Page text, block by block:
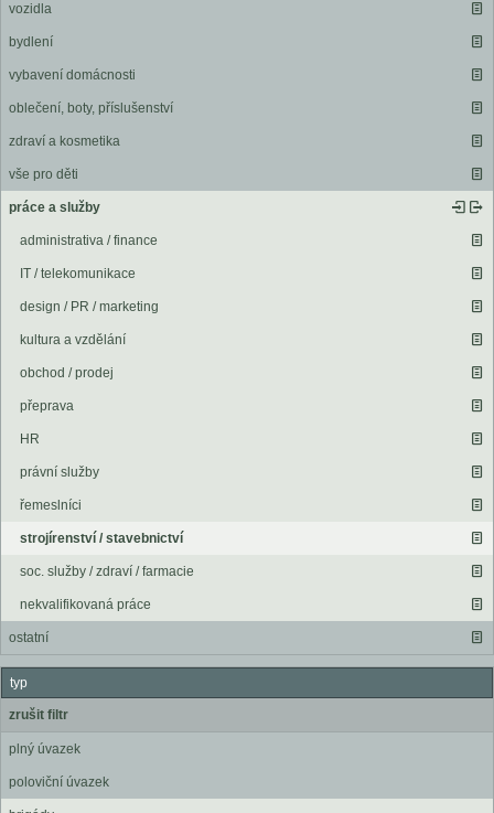
vozidla
bydlení
vybavení domácnosti
oblečení, boty, příslušenství
zdraví a kosmetika
vše pro děti
práce a služby
administrativa / finance
IT / telekomunikace
design / PR / marketing
kultura a vzdělání
obchod / prodej
přeprava
HR
právní služby
řemeslníci
strojírenství / stavebnictví
soc. služby / zdraví / farmacie
nekvalifikovaná práce
ostatní
typ
zrušit filtr
plný úvazek
poloviční úvazek